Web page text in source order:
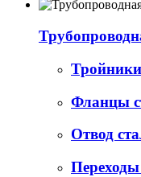
Фланцы
Отвод